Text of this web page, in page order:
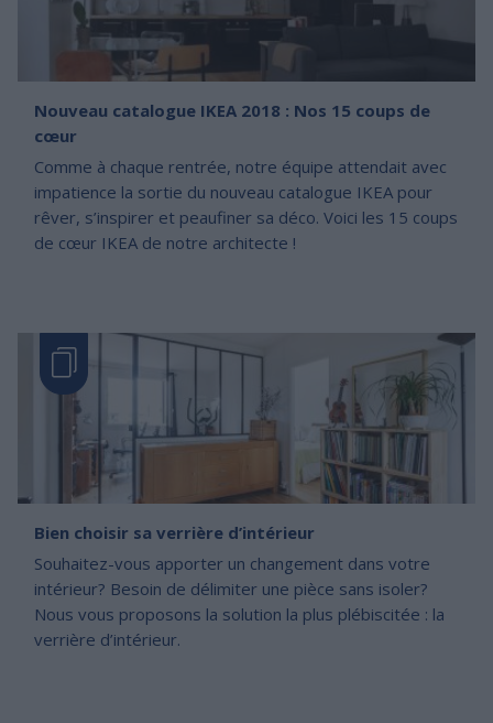
Nouveau catalogue IKEA 2018 : Nos 15 coups de
cœur
Comme à chaque rentrée, notre équipe attendait avec
impatience la sortie du nouveau catalogue IKEA pour
rêver, s’inspirer et peaufiner sa déco. Voici les 15 coups
de cœur IKEA de notre architecte !
Bien choisir sa verrière d’intérieur
Souhaitez-vous apporter un changement dans votre
intérieur? Besoin de délimiter une pièce sans isoler?
Nous vous proposons la solution la plus plébiscitée : la
verrière d’intérieur.